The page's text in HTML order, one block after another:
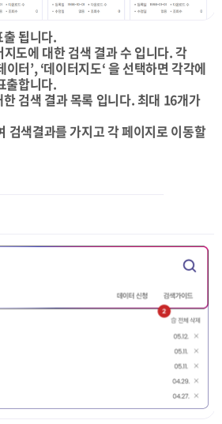
됩니다.
도에 대한 검색 결과 수 입니다. 각
이터’, ‘데이터지도‘ 을 선택하면 각각에
출합니다.
검색 결과 목록 입니다. 최대 16개가
검색결과를 가지고 각 페이지로 이동할